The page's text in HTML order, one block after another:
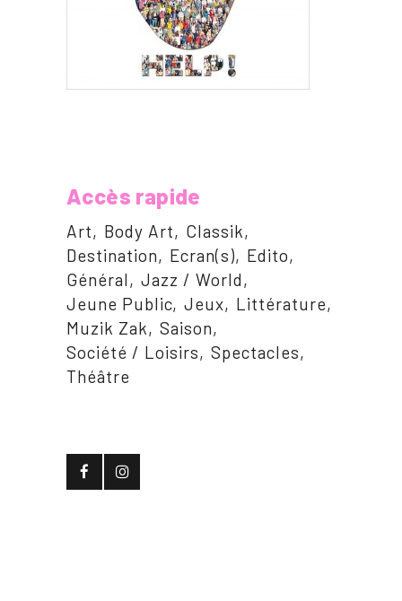
Accès rapide
Art Body Art
Classik
Destination
Ecran(s)
Edito
Général
Jazz / World
Jeune Public Jeux
Littérature
Muzik Zak
Saison
Société / Loisirs
Spectacles
Théâtre